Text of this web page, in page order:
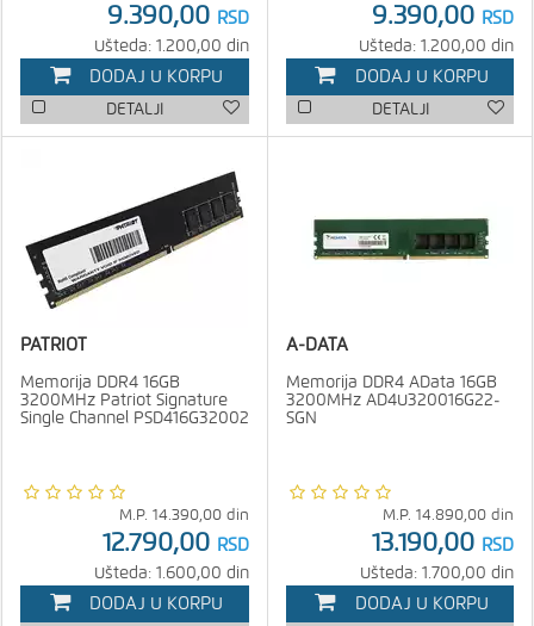
9.390,00 RSD
Ušteda: 1.200,00 din
DODAJ U KORPU
DETALJI
9.390,00 RSD
Ušteda: 1.200,00 din
DODAJ U KORPU
DETALJI
PATRIOT
Memorija DDR4 16GB
3200MHz Patriot Signature
Single Channel PSD416G32002
M.P. 14.390,00 din
12.790,00 RSD
Ušteda: 1.600,00 din
DODAJ U KORPU
A-DATA
Memorija DDR4 AData 16GB
3200MHz AD4U320016G22-
SGN
M.P. 14.890,00 din
13.190,00 RSD
Ušteda: 1.700,00 din
DODAJ U KORPU